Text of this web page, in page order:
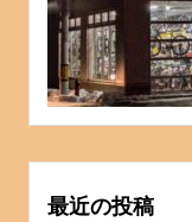
最近の投稿